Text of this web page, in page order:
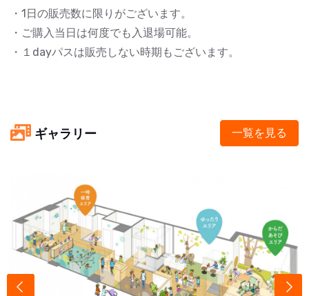
・1日の販売数に限りがございます。
・ご購入当日は何度でも入退場可能。
・１dayパスは販売しない時期もございます。
ギャラリー 一覧を見る